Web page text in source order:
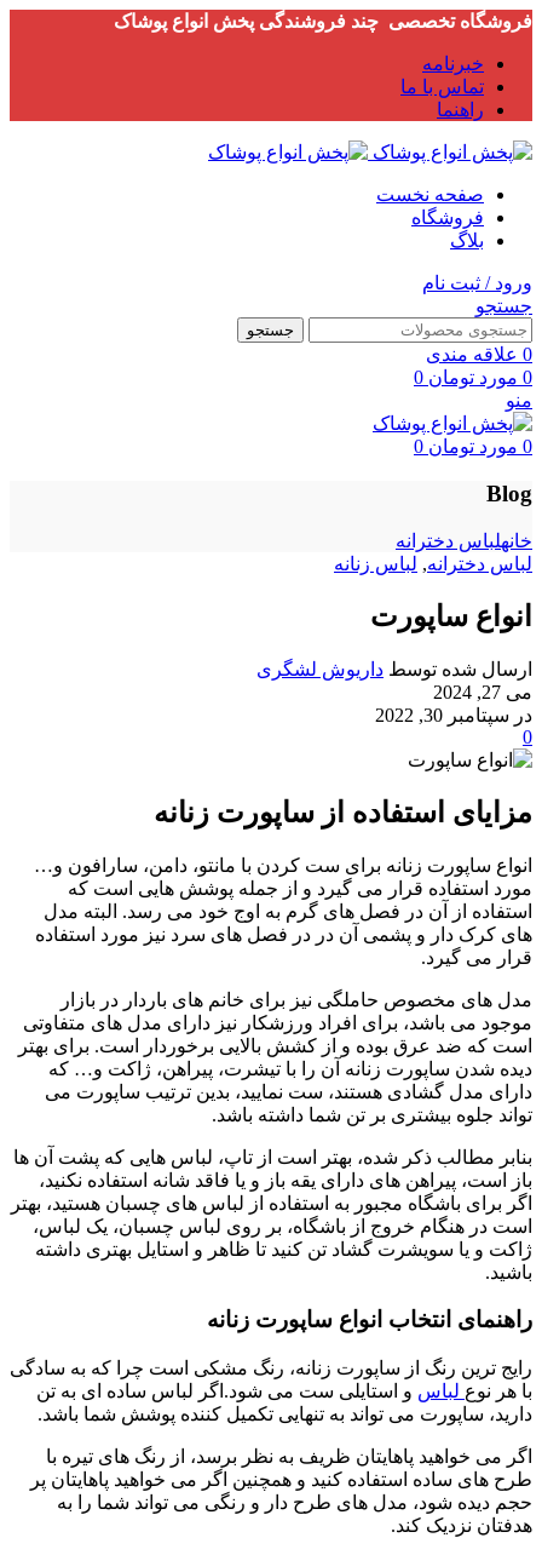
فروشگاه تخصصی چند فروشندگی پخش انواع پوشاک
خبرنامه
تماس با ما
راهنما
صفحه نخست
فروشگاه
بلاگ
ورود / ثبت نام
جستجو
جستجو
0 علاقه مندی
0 مورد تومان
منو
0 مورد تومان
Blog
خانهلباس دخترانه
لباس دخترانه, لباس زنانه
انواع ساپورت
ارسال شده توسط داریوش لشگری
می 27, 2024
در سپتامبر 30, 2022
0
مزایای استفاده از ساپورت زنانه
انواع ساپورت زنانه برای ست کردن با مانتو، دامن، سارافون و…
مورد استفاده قرار می گیرد و از جمله پوشش هایی است که
استفاده از آن در فصل های گرم به اوج خود می رسد. البته مدل
های کرک دار و پشمی آن در در فصل های سرد نیز مورد استفاده
قرار می گیرد.
مدل های مخصوص حاملگی نیز برای خانم های باردار در بازار
موجود می باشد، برای افراد ورزشکار نیز دارای مدل های متفاوتی
است که ضد عرق بوده و از کشش بالایی برخوردار است. برای بهتر
دیده شدن ساپورت زنانه آن را با تیشرت، پیراهن، ژاکت و… که
دارای مدل گشادی هستند، ست نمایید، بدین ترتیب ساپورت می
تواند جلوه بیشتری بر تن شما داشته باشد.
بنابر مطالب ذکر شده، بهتر است از تاپ، لباس هایی که پشت آن ها
باز است، پیراهن های دارای یقه باز و یا فاقد شانه استفاده نکنید،
اگر برای باشگاه مجبور به استفاده از لباس های چسبان هستید، بهتر
است در هنگام خروج از باشگاه، بر روی لباس چسبان، یک لباس،
ژاکت و یا سویشرت گشاد تن کنید تا ظاهر و استایل بهتری داشته
باشید.
راهنمای انتخاب انواع ساپورت زنانه
رایج ترین رنگ از ساپورت زنانه، رنگ مشکی است چرا که به سادگی
با هر نوع لباس و استایلی ست می شود.اگر لباس ساده ای به تن
دارید، ساپورت می تواند به تنهایی تکمیل کننده پوشش شما باشد.
اگر می خواهید پاهایتان ظریف به نظر برسد، از رنگ های تیره با
طرح های ساده استفاده کنید و همچنین اگر می خواهید پاهایتان پر
حجم دیده شود، مدل های طرح دار و رنگی می تواند شما را به
هدفتان نزدیک کند.